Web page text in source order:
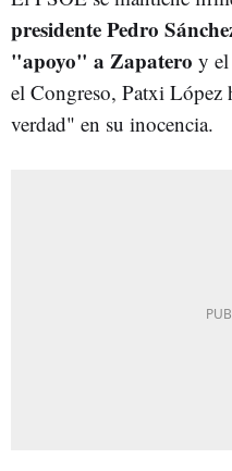
presidente Pedro
"apoyo" a Zapatero y el
el Congreso, Patxi López
verdad" en su inocencia.